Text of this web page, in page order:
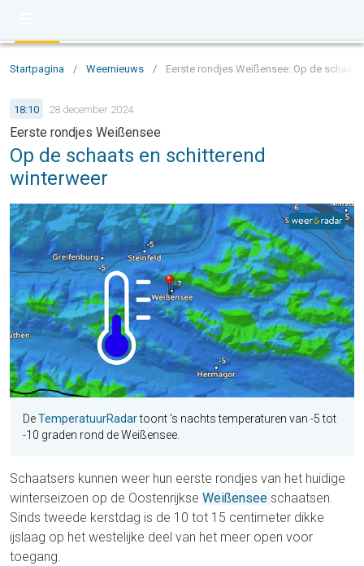
Startpagina / Weernieuws / Eerste rondjes Weißensee: Op de
18:10 28 december 2024
Eerste rondjes Weißensee
Op de schaats en schitterend
winterweer
DeTemperatuurRadartoont 's nachts temperaturen van -5 tot
-10 graden rond de Weißensee.
Schaatsers kunnen weer hun eerste rondjes van het huidige
winterseizoen op de Oostenrijkse Weißensee schaatsen.
Sinds tweede kerstdag is de 10 tot 15 centimeter dikke
ijslaag op het westelijke deel van het meer open voor
toegang.